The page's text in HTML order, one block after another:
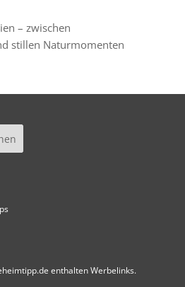
– zwischen
stillen Naturmomenten
enthalten Werbelinks.